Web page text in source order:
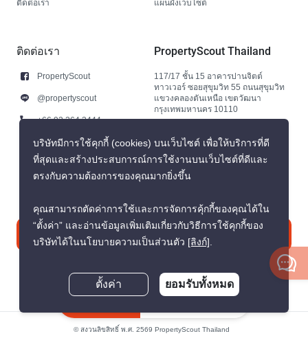
ติดต่อเรา แผนผังเว็บไซต์
ติดต่อเรา
PropertyScout
@propertyscout
+66 92 264 3444
+66 92 264 3444
contact@propertyscout.co.th
PropertyScout Thailand
117/17 ชั้น 15 อาคารปานจิตต์
ทาวเวอร์ ซอยสุขุมวิท 55 ถนนสุขุมวิท
แขวงคลองตันเหนือ เขตวัฒนา
กรุงเทพมหานคร 10110
ติดต่อเรา
© สงวนลิขสิทธิ์ พ.ศ. 2569 PropertyScout Thailand
บริษัทมีการใช้คุกกี้ (cookies) บนเว็บไซต์ เพื่อให้บริการที่ดี
ที่สุดและสร้างประสบการณ์การใช้งานบนเว็บไซต์ที่ดีและ
ตรงกับความต้องการของคุณมากยิ่งขึ้น
คุณสามารถตัดค่าการใช้และการจัดการคุ้กกี้ของคุณได้ใน
“ตั้งค่า” และอ่านข้อมูลเพิ่มเติมเกี่ยวกับวิธีการใช้คุกกี้ของ
บริษัทได้ในนโยบายความเป็นส่วนตัว [ลิงก์].
ตั้งค่า ยอมรับทั้งหมด